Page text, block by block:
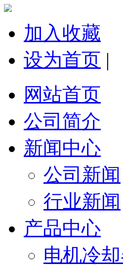
加入收藏
设为首页 |
网站首页
公司简介
新闻中心
公司新闻
行业新闻
产品中心
电机冷